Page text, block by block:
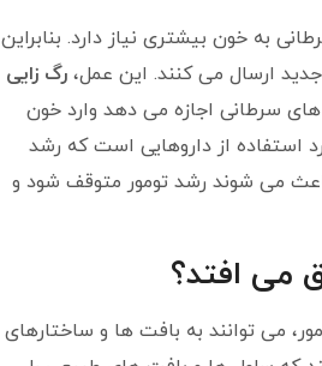
به خون بیشتری نیاز دارد. بنابراین
جدید ارسال می کنند. این عمل،رگ زایی
سرطانی اجازه می دهد وارد خون
از داروهایی است که رشد
می شوند رشد تومور متوقف شود و
می افتد؟
می توانند به بافت ها و ساختارهای